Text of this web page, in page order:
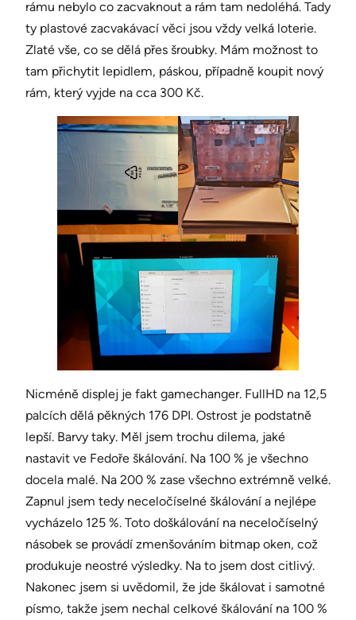
rámu nebylo co zacvaknout a rám tam nedoléhá. Tady
ty plastové zacvakávací věci jsou vždy velká loterie.
Zlaté vše, co se dělá přes šroubky. Mám možnost to
tam přichytit lepidlem, páskou, případně koupit nový
rám, který vyjde na cca 300 Kč.
Nicméně displej je fakt gamechanger. FullHD na 12,5
palcích dělá pěkných 176 DPI. Ostrost je podstatně
lepší. Barvy taky. Měl jsem trochu dilema, jaké
nastavit ve Fedoře škálování. Na 100 % je všechno
docela malé. Na 200 % zase všechno extrémně velké.
Zapnul jsem tedy neceločíselné škálování a nejlépe
vycházelo 125 %. Toto doškálování na neceločíselný
násobek se provádí zmenšováním bitmap oken, což
produkuje neostré výsledky. Na to jsem dost citlivý.
Nakonec jsem si uvědomil, že jde škálovat i samotné
písmo, takže jsem nechal celkové škálování na 100 %